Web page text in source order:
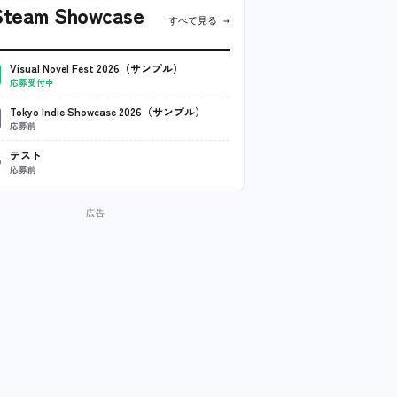
Showcase すべて見る →
Visual Novel Fest 2026（サンプル）
応募受付中
Tokyo Indie Showcase 2026（サンプル）
応募前
テスト
応募前